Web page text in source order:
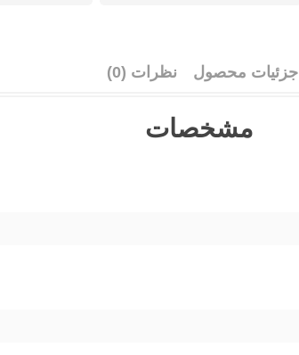
جزئیات محصول نظرات (0)
مشخصات